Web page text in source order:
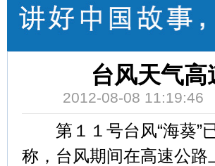
台风天气
2012-08-08
第１１号台风“海葵”
称，台风期间在高速公路